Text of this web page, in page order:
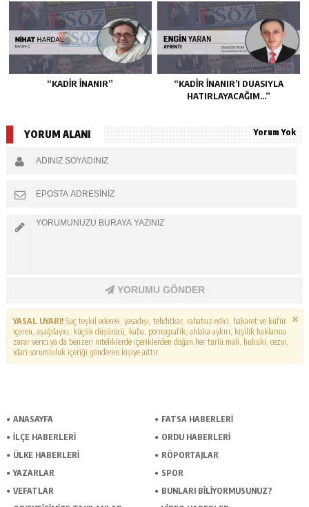
“KADIR İNANIR”
“KADIR İNANIR’I DUASIYLA
HATIRLAYACAĞIM…”
YORUM ALANI Yorum Yok
YORUMU GÖNDER
YASAL UYARI!Suç teşkil edecek, yasadışı, tehditkar, rahatsız edici, hakaret ve küfür
içeren, aşağılayıcı, küçük düşürücü, kaba, pornografik, ahlaka aykırı, kişilik haklarına
zarar verici ya da benzeri niteliklerde içeriklerden doğan her türlü mali, hukuki, cezai,
idari sorumluluk içeriği gönderen kişiye aittir.
ANASAYFA
FATSA HABERLERI
İLÇE HABERLERI
ORDU HABERLERI
ÜLKE HABERLERI
RÖPORTAJLAR
YAZARLAR
SPOR
VEFATLAR
BUNLARI BILIYORMUSUNUZ?